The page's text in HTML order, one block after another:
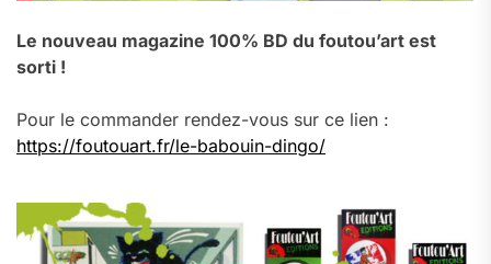
Le nouveau magazine 100% BD du foutou’art est
sorti !
Pour le commander rendez-vous sur ce lien :
https://foutouart.fr/le-babouin-dingo/